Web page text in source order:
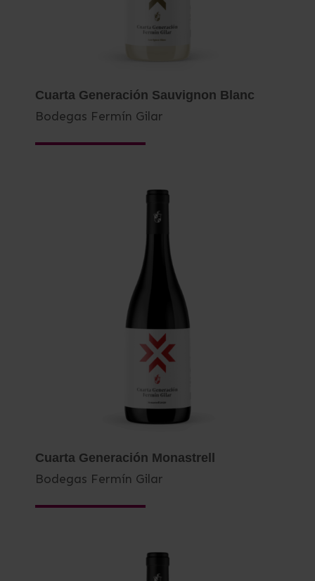
Cuarta Generación Sauvignon Blanc
Bodegas Fermín Gilar
Cuarta Generación Monastrell
Bodegas Fermín Gilar